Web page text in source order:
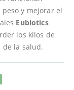
y mejorar el
Eubiotics
los kilos de
de la salud.